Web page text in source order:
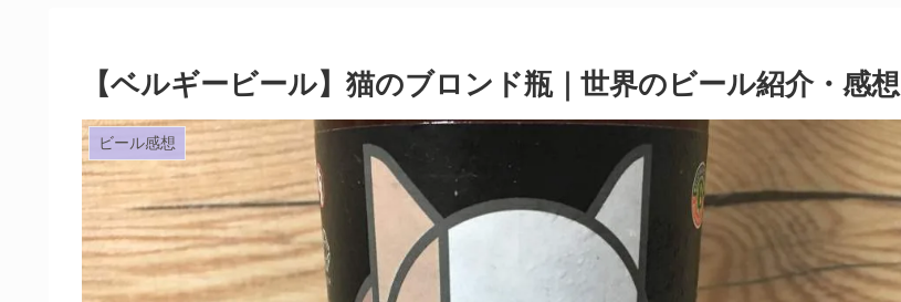
【ベルギービール】猫のブロンド瓶｜世界のビール紹介・感想
ビール感想